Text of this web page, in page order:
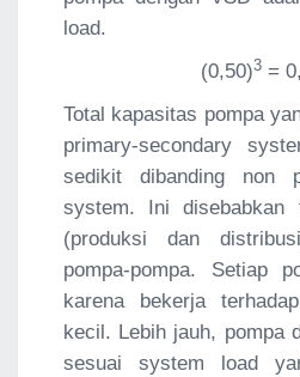
load.
(0,50)3 =
Total kapasitas pompa
primary-secondary
sedikit dibanding non
system. Ini disebabkan
(produksi dan
pompa-pompa. Setiap
karena bekerja
kecil. Lebih jauh, pompa
sesuai system load